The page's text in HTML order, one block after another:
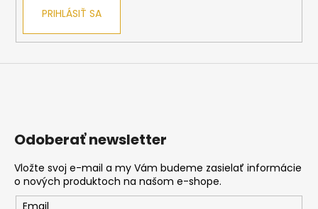
s
PRIHLÁSIŤ SA
Odoberať newsletter
Vložte svoj e-mail a my Vám budeme zasielať informácie
o nových produktoch na našom e-shope.
Email